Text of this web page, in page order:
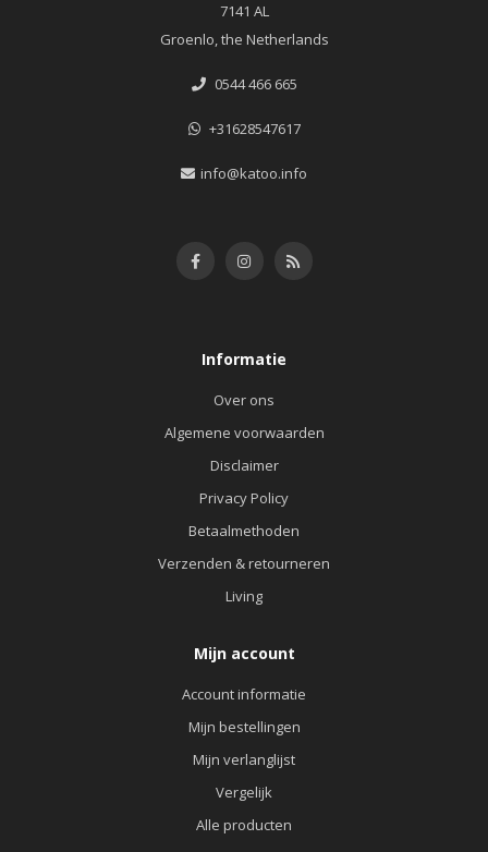
7141 AL
Groenlo, the Netherlands
0544 466 665
+31628547617
info@katoo.info
Informatie
Over ons
Algemene voorwaarden
Disclaimer
Privacy Policy
Betaalmethoden
Verzenden & retourneren
Living
Mijn account
Account informatie
Mijn bestellingen
Mijn verlanglijst
Vergelijk
Alle producten